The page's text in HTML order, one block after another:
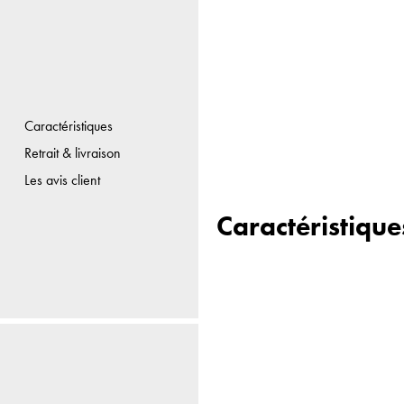
Caractéristiques
Retrait & livraison
Les avis client